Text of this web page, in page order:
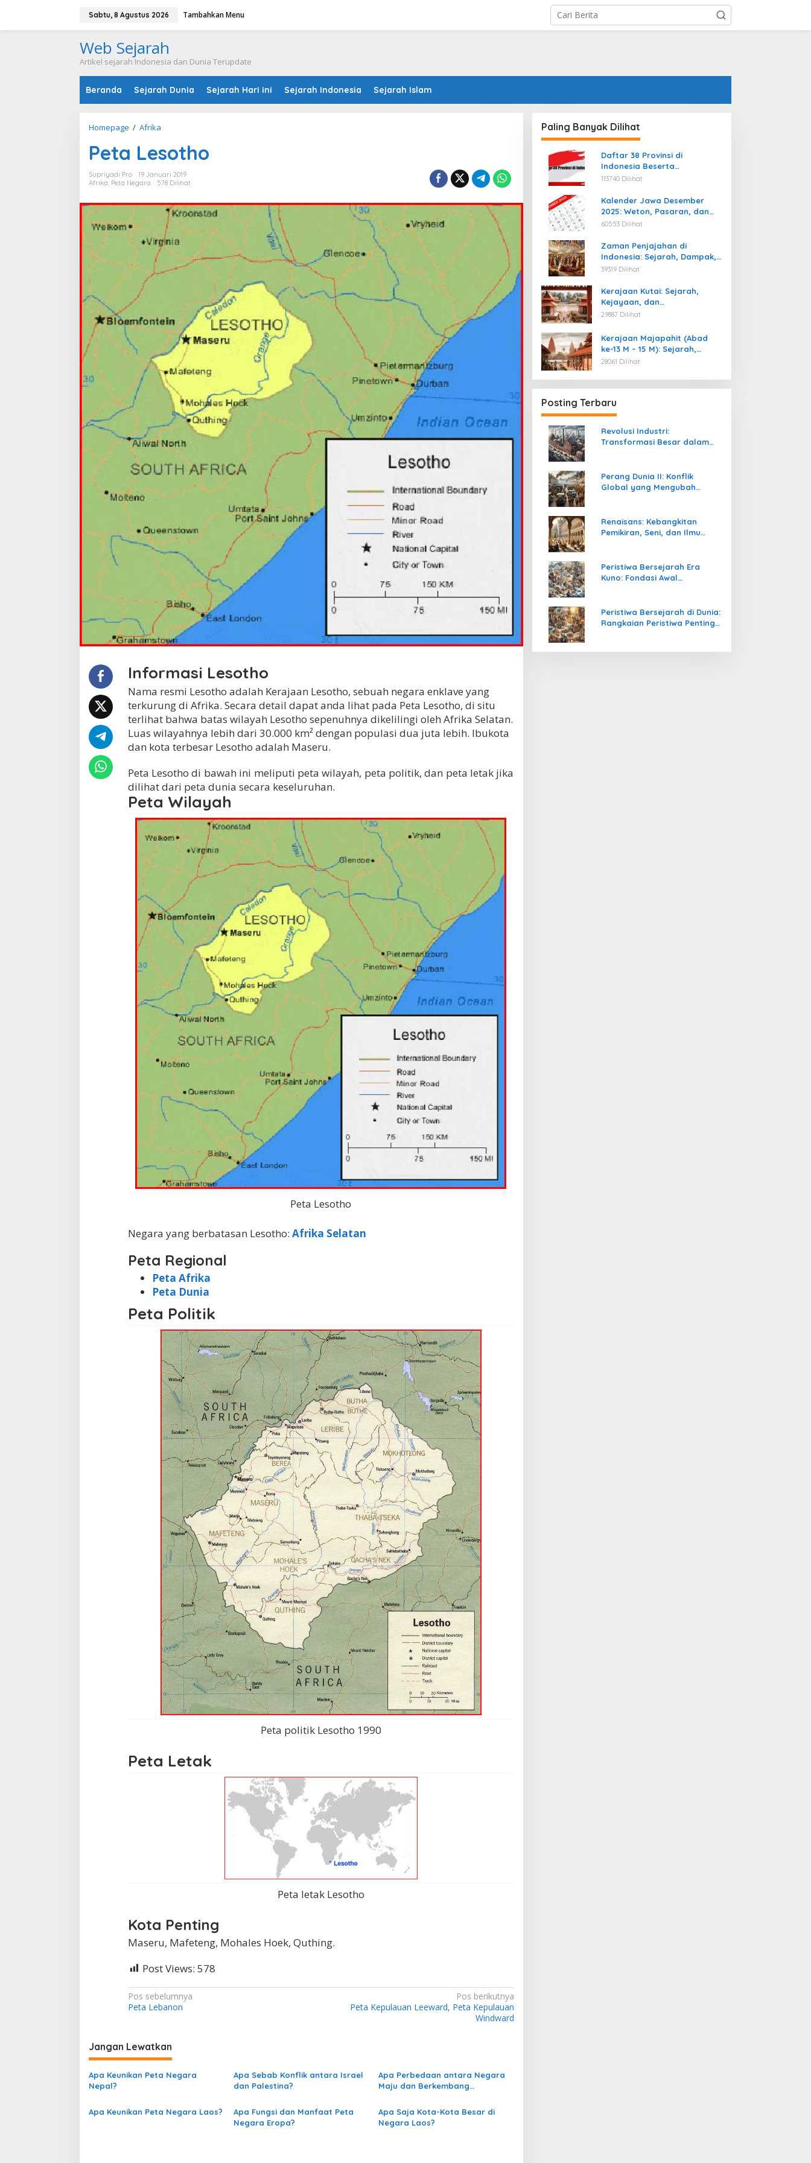
Sabtu, 8 Agustus 2026 Tambahkan Menu
Web Sejarah
Artikel sejarah Indonesia dan Dunia Terupdate
Beranda Sejarah Dunia Sejarah Hari ini Sejarah Indonesia Sejarah Islam
Homepage / Afrika
t
a
L
e
o
t
h
o
Peta Lesotho
Supriyadi Pro
19 Januari 2019
Afrika, Peta Negara 578 Dilihat
Informasi Lesotho
Nama resmi Lesotho adalah Kerajaan Lesotho, sebuah negara enklave yang
terkurung di Afrika. Secara detail dapat anda lihat pada Peta Lesotho, di situ
terlihat bahwa batas wilayah Lesotho sepenuhnya dikelilingi oleh Afrika Selatan.
Luas wilayahnya lebih dari 30.000 km² dengan populasi dua juta lebih. Ibukota
dan kota terbesar Lesotho adalah Maseru.
Peta Lesotho di bawah ini meliputi peta wilayah, peta politik, dan peta letak jika
dilihat dari peta dunia secara keseluruhan.
Peta Wilayah
Peta Lesotho
Negara yang berbatasan Lesotho: Afrika Selatan
Peta Regional
Peta Afrika
Peta Dunia
Peta Politik
Peta politik Lesotho 1990
Peta Letak
Peta letak Lesotho
Kota Penting
Maseru, Mafeteng, Mohales Hoek, Quthing.
Post Views: 578
N
a
i
g
a
i
Pos sebelumnya
Peta Lebanon
Pos berikutnya
Peta Kepulauan Leeward, Peta Kepulauan
Windward
Jangan Lewatkan
Apa Keunikan Peta Negara
Nepal?
Apa Sebab Konflik antara Israel
dan Palestina?
Apa Perbedaan antara Negara
Maju dan Berkembang
Apa Keunikan Peta Negara Laos?
Apa Fungsi dan Manfaat Peta
Negara Eropa?
Apa Saja Kota-Kota Besar di
Negara Laos?
Paling Banyak Dilihat
Daftar 38 Provinsi di
Indonesia Beserta
Ibukotanya Terbaru
113740 Dilihat
Kalender Jawa Desember
2025: Weton, Pasaran, dan
Hari Baik
60553 Dilihat
Zaman Penjajahan di
Indonesia: Sejarah, Dampak,
dan Perjuangan Menuju
39319 Dilihat
Kerajaan Kutai: Sejarah,
Kejayaan, dan
Peninggalannya (Abad ke-4
29887 Dilihat
Kerajaan Majapahit (Abad
ke-13 M – 15 M): Sejarah,
Kejayaan, dan
28061 Dilihat
Posting Terbaru
Revolusi Industri:
Transformasi Besar dalam
Perang Dunia II: Konflik
Global yang Mengubah
Renaisans: Kebangkitan
Pemikiran, Seni, dan Ilmu
Peristiwa Bersejarah Era
Kuno: Fondasi Awal
Peristiwa Bersejarah di Dunia:
Rangkaian Peristiwa Penting